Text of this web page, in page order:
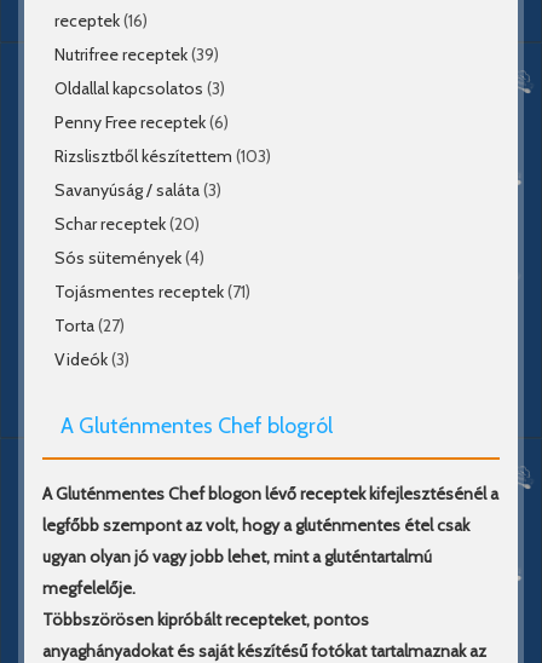
receptek(16)
Nutrifree receptek(39)
Oldallal kapcsolatos (3)
Penny Free receptek(6)
Rizslisztből készítettem (103)
Savanyúság / saláta(3)
Schar receptek(20)
Sós sütemények(4)
Tojásmentes receptek(71)
Torta(27)
Videók(3)
A Gluténmentes Chef blogról
A Gluténmentes Chef blogon lévő receptek kifejlesztésénél a
legfőbb szempont az volt, hogy a gluténmentes étel csak
ugyan olyan jó vagy jobb lehet, mint a gluténtartalmú
megfelelője.
Többszörösen kipróbált recepteket, pontos
anyaghányadokat és saját készítésű fotókat tartalmaznak az